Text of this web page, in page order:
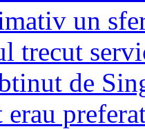
un
trecut
de
erau